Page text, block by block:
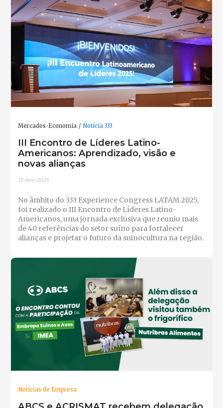
Mercados-Economia Notícia 333
III Encontro de Líderes Latino-
Americanos: Aprendizado, visão e
novas alianças
13-Nov-2025
No âmbito do 333 Experience Congress LATAM 2025,
foi realizado o III Encontro de Líderes Latino-
Americanos, uma jornada exclusiva que reuniu mais
de 40 referências do setor suíno para fortalecer
alianças e projetar o futuro da suinocultura na região.
Notícias de Empresa